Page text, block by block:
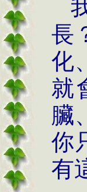
長
化
就
臟
你
有